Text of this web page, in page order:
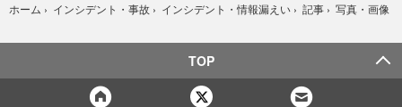
ホーム › インシデント・事故 › インシデント・情報漏えい › 記事 › 写真・画像
TOP